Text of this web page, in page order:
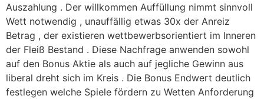
Auszahlung . Der willkommen Auffüllung nimmt sinnvoll
Wett notwendig , unauffällig etwas 30x der Anreiz
Betrag , der existieren wettbewerbsorientiert im Inneren
der Fleiß Bestand . Diese Nachfrage anwenden sowohl
auf den Bonus Aktie als auch auf jegliche Gewinn aus
liberal dreht sich im Kreis . Die Bonus Endwert deutlich
festlegen welche Spiele fördern zu Wetten Anforderung